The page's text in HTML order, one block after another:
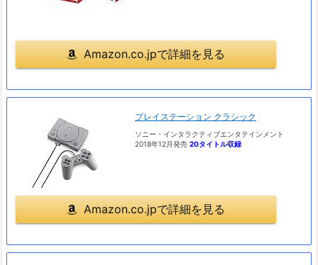
Amazon.co.jpで詳細を見る
プレイステーション クラシック
ソニー・インタラクティブエンタテインメント
2018年12月発売 20タイトル収録
Amazon.co.jpで詳細を見る